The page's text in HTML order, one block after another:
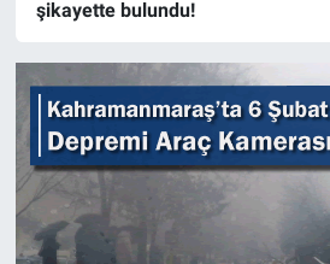
şikayette bulundu!